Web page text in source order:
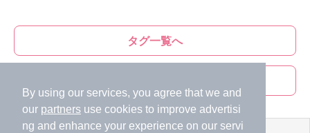
By using our services, you agree that we and
our partners use cookies to improve advertisi
ng and enhance your experience on our servi
タグ一覧へ